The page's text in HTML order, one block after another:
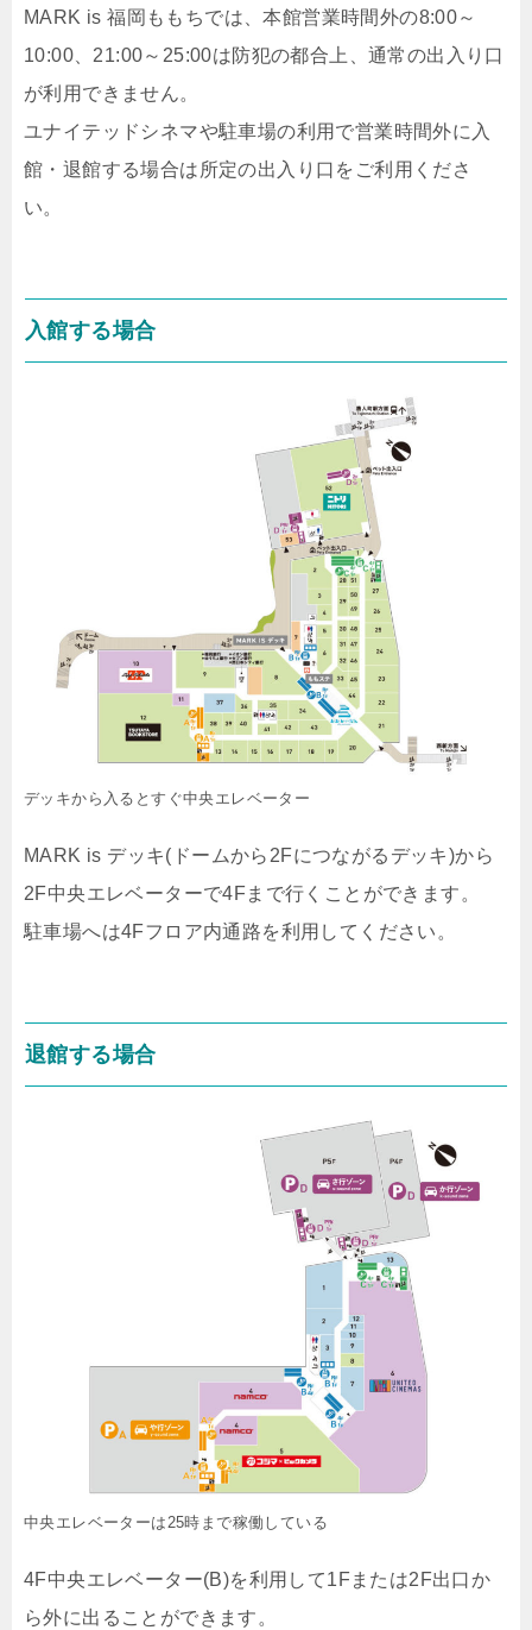
MARK is 福岡ももちでは、本館営業時間外の8:00～
10:00、21:00～25:00は防犯の都合上、通常の出入り口
が利用できません。
ユナイテッドシネマや駐車場の利用で営業時間外に入
館・退館する場合は所定の出入り口をご利用くださ
い。
入館する場合
デッキから入るとすぐ中央エレベーター
MARK is デッキ(ドームから2Fにつながるデッキ)から
2F中央エレベーターで4Fまで行くことができます。
駐車場へは4Fフロア内通路を利用してください。
退館する場合
中央エレベーターは25時まで稼働している
4F中央エレベーター(B)を利用して1Fまたは2F出口か
ら外に出ることができます。